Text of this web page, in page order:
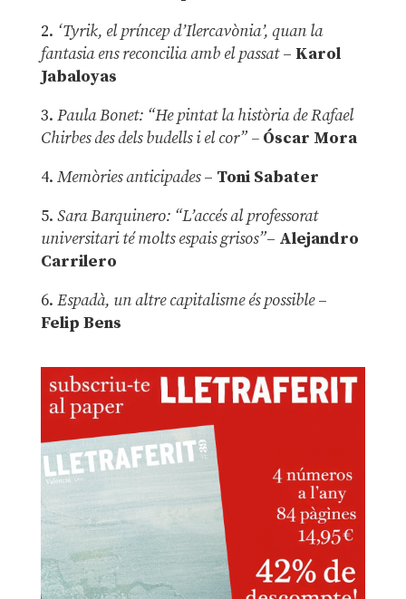
2. ‘Tyrik, el príncep d’Ilercavònia’, quan la
fantasia ens reconcilia amb el passat– Karol
Jabaloyas
3. Paula Bonet: “He pintat la història de Rafael
Chirbes des dels budells i el cor” –Óscar Mora
4. Memòries anticipades– Toni Sabater
5. Sara Barquinero: “L’accés al professorat
universitari té molts espais grisos”– Alejandro
Carrilero
6. Espadà, un altre capitalisme és possible –
Felip Bens